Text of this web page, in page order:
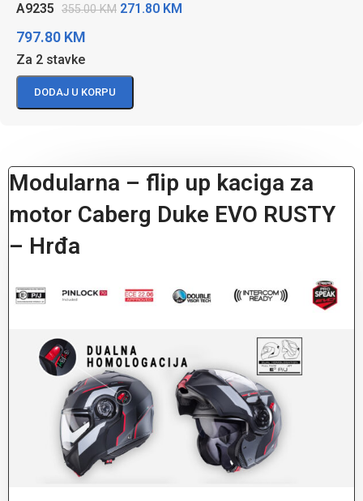
A9235 355.00KM 271.80 KM
797.80 KM
Za 2 stavke
DODAJ U KORPU
Modularna – flip up kaciga za
motor Caberg Duke EVO RUSTY
– Hrđa